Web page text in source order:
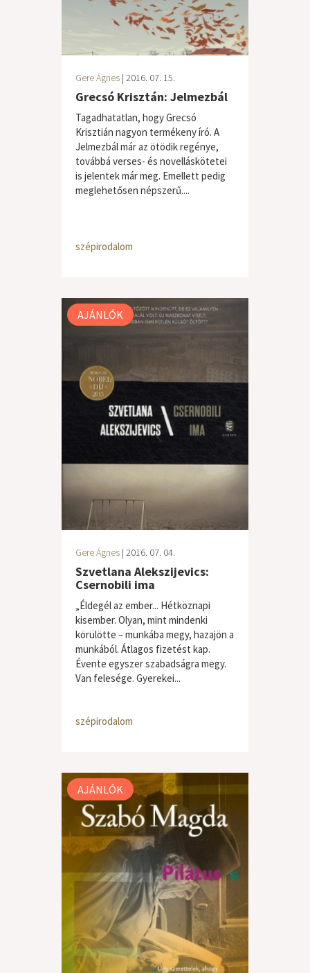
Gere Ágnes | 2016. 07. 15.
Grecsó Krisztán: Jelmezbál
Tagadhatatlan, hogy Grecsó
Krisztián nagyon termékeny író. A
Jelmezbál már az ötödik regénye,
továbbá verses- és novelláskötetei
is jelentek már meg. Emellett pedig
meglehetősen népszerű....
szépirodalom
AJÁNLÓK
Gere Ágnes | 2016. 07. 04.
Szvetlana Alekszijevics:
Csernobili ima
„Éldegél az ember... Hétköznapi
kisember. Olyan, mint mindenki
körülötte – munkába megy, hazajön a
munkából. Átlagos fizetést kap.
Évente egyszer szabadságra megy.
Van felesége. Gyerekei...
szépirodalom
AJÁNLÓK